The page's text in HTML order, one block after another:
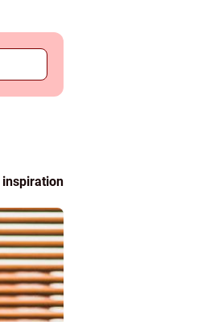
inspiration